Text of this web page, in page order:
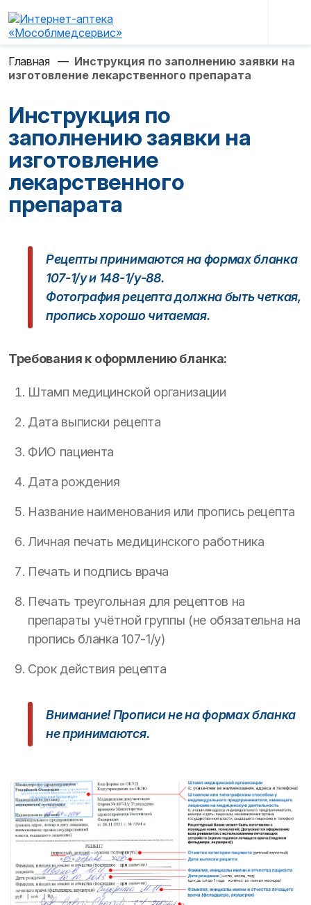
Главная — Инструкция по заполнению заявки на
изготовление лекарственного препарата
Инструкция по
заполнению заявки на
изготовление
лекарственного
препарата
Рецепты принимаются на формах бланка
107-1/у и 148-1/у-88.
Фотография рецепта должна быть четкая,
пропись хорошо читаемая.
Требования к оформлению бланка:
Штамп медицинской организации
Дата выписки рецепта
ФИО пациента
Дата рождения
Название наименования или пропись рецепта
Личная печать медицинского работника
Печать и подпись врача
Печать треугольная для рецептов на
препараты учётной группы (не обязательна на
пропись бланка 107-1/у)
Срок действия рецепта
Внимание! Прописи не на формах бланка
не принимаются.